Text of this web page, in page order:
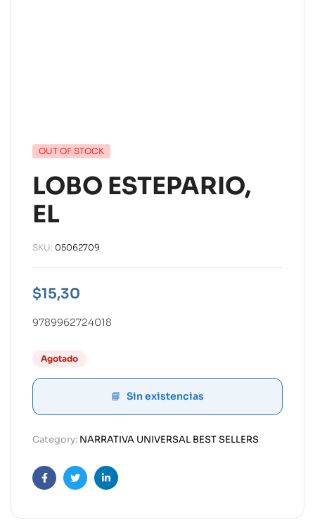
OUT OF STOCK
LOBO ESTEPARIO,
EL
SKU: 05062709
$15,30
9789962724018
Agotado
Sin existencias
Category: NARRATIVA UNIVERSAL BEST SELLERS
FacebookTwitterLinkedin